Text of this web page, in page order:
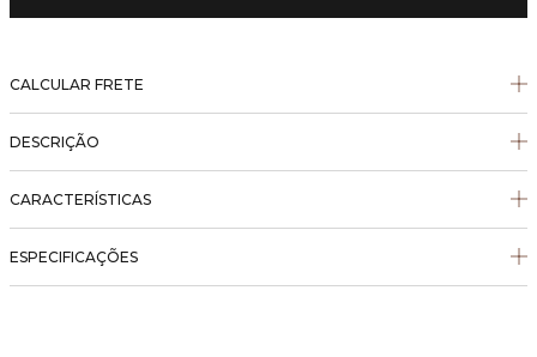
CALCULAR FRETE
DESCRIÇÃO
CARACTERÍSTICAS
ESPECIFICAÇÕES